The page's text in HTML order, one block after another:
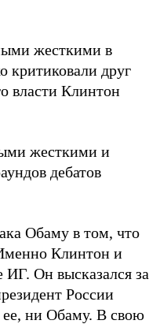
жесткими в
критиковали друг
власти Клинтон
жесткими и
дебатов
Обаму в том, что
Клинтон и
ИГ. Он высказался за
России
ни Обаму. В свою